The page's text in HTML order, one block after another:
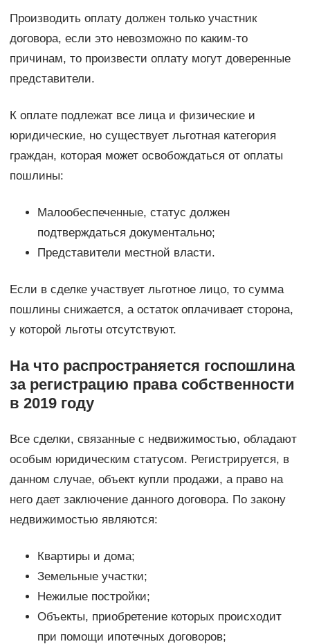
Производить оплату должен только участник
договора, если это невозможно по каким-то
причинам, то произвести оплату могут доверенные
представители.
К оплате подлежат все лица и физические и
юридические, но существует льготная категория
граждан, которая может освобождаться от оплаты
пошлины:
Малообеспеченные, статус должен
подтверждаться документально;
Представители местной власти.
Если в сделке участвует льготное лицо, то сумма
пошлины снижается, а остаток оплачивает сторона,
у которой льготы отсутствуют.
На что распространяется госпошлина
за регистрацию права собственности
в 2019 году
Все сделки, связанные с недвижимостью, обладают
особым юридическим статусом. Регистрируется, в
данном случае, объект купли продажи, а право на
него дает заключение данного договора. По закону
недвижимостью являются:
Квартиры и дома;
Земельные участки;
Нежилые постройки;
Объекты, приобретение которых происходит
при помощи ипотечных договоров;